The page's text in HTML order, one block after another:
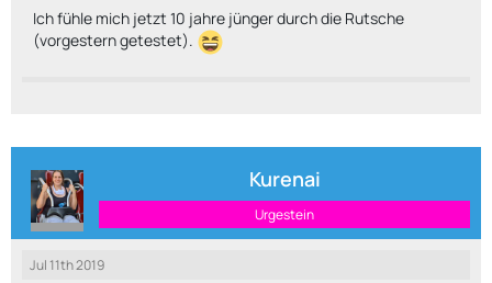
Ich fühle mich jetzt 10 jahre jünger durch die Rutsche
(vorgestern getestet).
Kurenai
Urgestein
Jul 11th 2019